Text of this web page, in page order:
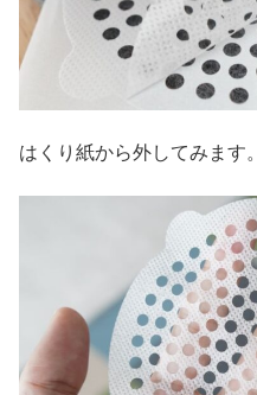
はくり紙から外してみます。